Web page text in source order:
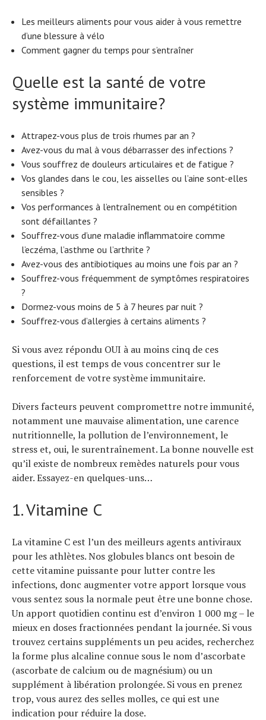
Les meilleurs aliments pour vous aider à vous remettre
d’une blessure à vélo
Comment gagner du temps pour s’entraîner
Quelle est la santé de votre
système immunitaire?
Attrapez-vous plus de trois rhumes par an ?
Avez-vous du mal à vous débarrasser des infections ?
Vous souffrez de douleurs articulaires et de fatigue ?
Vos glandes dans le cou, les aisselles ou l’aine sont-elles
sensibles ?
Vos performances à l’entraînement ou en compétition
sont défaillantes ?
Souffrez-vous d’une maladie inﬂammatoire comme
l’eczéma, l’asthme ou l’arthrite ?
Avez-vous des antibiotiques au moins une fois par an ?
Souffrez-vous fréquemment de symptômes respiratoires
?
Dormez-vous moins de 5 à 7 heures par nuit ?
Souffrez-vous d’allergies à certains aliments ?
Si vous avez répondu OUI à au moins cinq de ces
questions, il est temps de vous concentrer sur le
renforcement de votre système immunitaire.
Divers facteurs peuvent compromettre notre immunité,
notamment une mauvaise alimentation, une carence
nutritionnelle, la pollution de l’environnement, le
stress et, oui, le surentraînement. La bonne nouvelle est
qu’il existe de nombreux remèdes naturels pour vous
aider. Essayez-en quelques-uns…
1. Vitamine C
La vitamine C est l’un des meilleurs agents antiviraux
pour les athlètes. Nos globules blancs ont besoin de
cette vitamine puissante pour lutter contre les
infections, donc augmenter votre apport lorsque vous
vous sentez sous la normale peut être une bonne chose.
Un apport quotidien continu est d’environ 1 000 mg – le
mieux en doses fractionnées pendant la journée. Si vous
trouvez certains suppléments un peu acides, recherchez
la forme plus alcaline connue sous le nom d’ascorbate
(ascorbate de calcium ou de magnésium) ou un
supplément à libération prolongée. Si vous en prenez
trop, vous aurez des selles molles, ce qui est une
indication pour réduire la dose.